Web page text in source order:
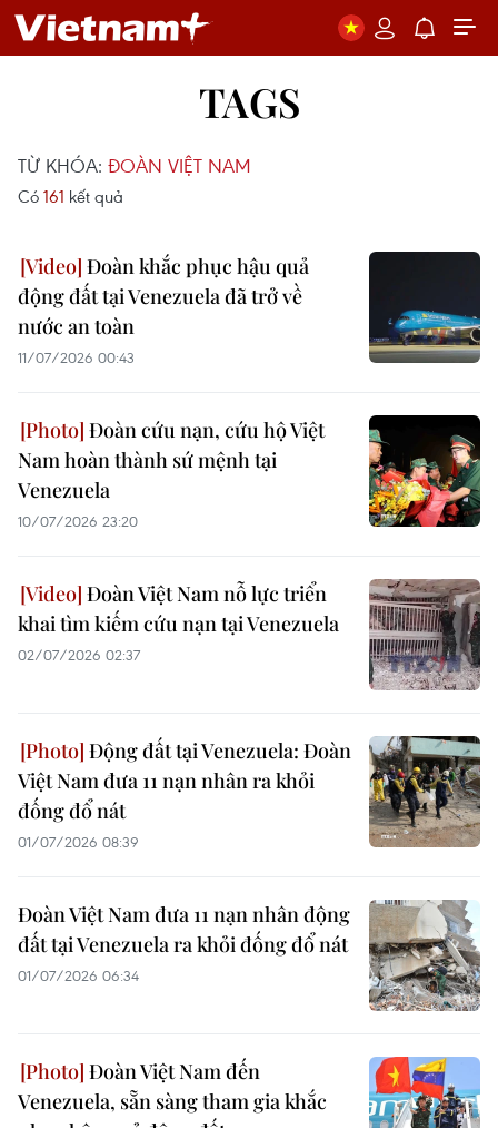
TAGS
TỪ KHÓA: ĐOÀN VIỆT NAM
Có 161 kết quả
Đoàn khắc phục hậu quả
động đất tại Venezuela đã trở về
nước an toàn
11/07/2026 00:43
Đoàn cứu nạn, cứu hộ Việt
Nam hoàn thành sứ mệnh tại
Venezuela
10/07/2026 23:20
Đoàn Việt Nam nỗ lực triển
khai tìm kiếm cứu nạn tại Venezuela
02/07/2026 02:37
Động đất tại Venezuela: Đoàn
Việt Nam đưa 11 nạn nhân ra khỏi
đống đổ nát
01/07/2026 08:39
Đoàn Việt Nam đưa 11 nạn nhân động
đất tại Venezuela ra khỏi đống đổ nát
01/07/2026 06:34
Đoàn Việt Nam đến
Venezuela, sẵn sàng tham gia khắc